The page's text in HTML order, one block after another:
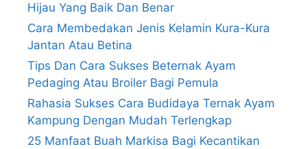
Hijau Yang Baik Dan Benar
Cara Membedakan Jenis Kelamin Kura-Kura
Jantan Atau Betina
Tips Dan Cara Sukses Beternak Ayam
Pedaging Atau Broiler Bagi Pemula
Rahasia Sukses Cara Budidaya Ternak Ayam
Kampung Dengan Mudah Terlengkap
25 Manfaat Buah Markisa Bagi Kecantikan